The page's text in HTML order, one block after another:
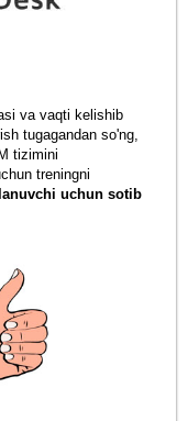
va vaqti kelishib
tugagandan so'ng,
tizimini
treningni
uchun sotib